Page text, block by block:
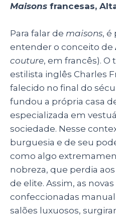
Maisons francesas,
Para falar de maisons, é
entender o conceito de
couture, em francês).
estilista inglês Charles
falecido no final do
fundou a própria casa
especializada em
sociedade. Nesse
burguesia e de seu
como algo
nobreza, que perdia
de elite. Assim, as novas
confeccionadas
salões luxuosos,